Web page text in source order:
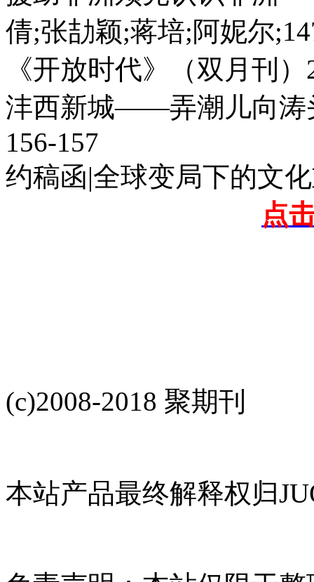
倩;张劼颖;蒋培;阿妮尔
《开放时代》（双月刊
沣西新城——弄潮儿向涛
156-157
约稿函|全球变局下的文
点
(c)2008-2018 聚期刊
本站产品最终解释权归